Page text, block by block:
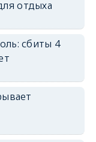
отдыха
сбиты 4